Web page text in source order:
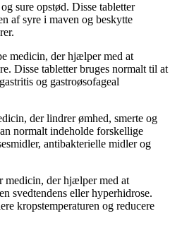
sure opstød. Disse tabletter
af syre i maven og beskytte
medicin, der hjælper med at
Disse tabletter bruges normalt til at
og gastroøsofageal
der lindrer ømhed, smerte og
normalt indeholde forskellige
antibakterielle midler og
medicin, der hjælper med at
svedtendens eller hyperhidrose.
kropstemperaturen og reducere